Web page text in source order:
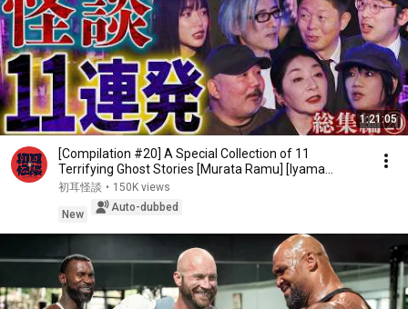
1:21:05
[Compilation #20] A Special Collection of 11
Terrifying Ghost Stories [Murata Ramu] [Iyama
Ryokic...
初耳怪談 • 150K views
New
Auto-dubbed